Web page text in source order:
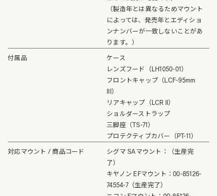
（製造年とは異なるためマウント
によっては、発売年とエディショ
ンナンバーが一致しないことがあ
ります。）
付属品
ケース
レンズフード（LH1050-01）
フロントキャップ（LCF-95mm
III）
リアキャップ（LCR II）
ショルダーストラップ
三脚座（TS-71）
プロテクティブカバー（PT-11）
対応マウント / 商品コード
シグマ SAマウント：（生産完
了）
キヤノン EFマウント：00-85126-
74554-7（生産完了）